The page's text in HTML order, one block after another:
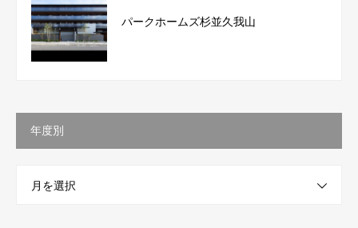
パークホームズ杉並久我山
年度別
月を選択